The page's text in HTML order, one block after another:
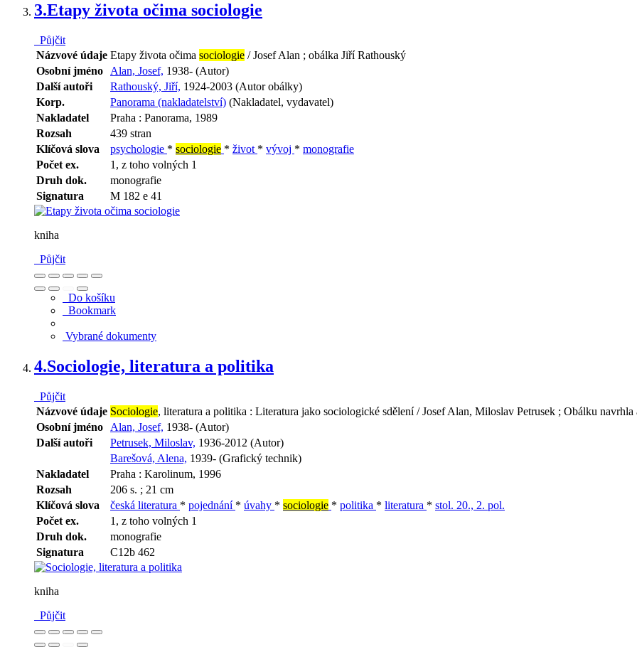
3.Etapy života očima sociologie
Půjčit
Názvové údaje Etapy života očima sociologie / Josef Alan ; obálka Jiří Rathouský
Osobní jméno
Alan, Josef, 1938- (Autor)
Další autoři
Rathouský, Jiří, 1924-2003 (Autor obálky)
Korp.
Panorama (nakladatelství) (Nakladatel, vydavatel)
Nakladatel
Praha : Panorama, 1989
Rozsah
439 stran
Klíčová slova
psychologie * sociologie * život * vývoj * monografie
Počet ex.
1, z toho volných 1
Druh dok.
monografie
Signatura
M 182 e 41
kniha
Půjčit
Do košíku
Bookmark
Vybrané dokumenty
4.Sociologie, literatura a politika
Půjčit
Názvové údaje Sociologie, literatura a politika : Literatura jako sociologické sdělení / Josef Alan, Miloslav Petrusek ; Obálku
Osobní jméno
Alan, Josef, 1938- (Autor)
Další autoři
Petrusek, Miloslav, 1936-2012 (Autor)
Barešová, Alena, 1939- (Grafický technik)
Nakladatel
Praha : Karolinum, 1996
Rozsah
206 s. ; 21 cm
Klíčová slova
česká literatura * pojednání * úvahy * sociologie * politika * literatura * stol. 20., 2. pol.
Počet ex.
1, z toho volných 1
Druh dok.
monografie
Signatura
C12b 462
kniha
Půjčit